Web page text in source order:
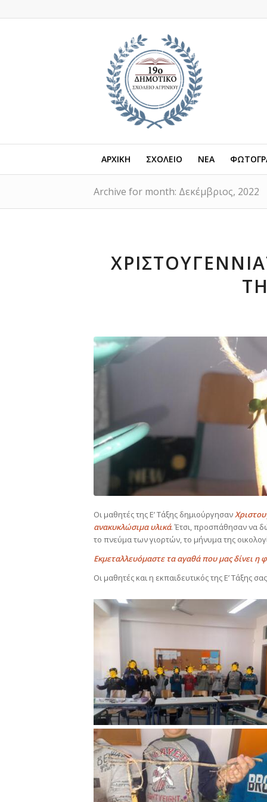
ΑΡΧΙΚΗ ΣΧΟΛΕΙΟ ΝΕΑ
Archive for month: Δεκέμβριος, 2022
Οι μαθητές της Ε’ Τάξης δημιούργησαν
ανακυκλώσιμα υλικά. Έτσι, προσπάθησαν να
το πνεύμα των γιορτών, το μήνυμα της
Εκμεταλλευόμαστε τα αγαθά που μας δίνει
Οι μαθητές και η εκπαιδευτικός της Ε’ Τάξης